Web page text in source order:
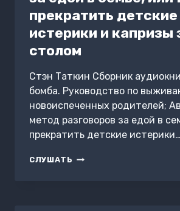
прекратить детские
истерики и капризы
столом
Стэн Таткин Сборник
бомба. Руководство по
новоиспеченных родителей;
метод разговоров за едой в
прекратить детские истерики…
СЛУШАТЬ БЕБИ-